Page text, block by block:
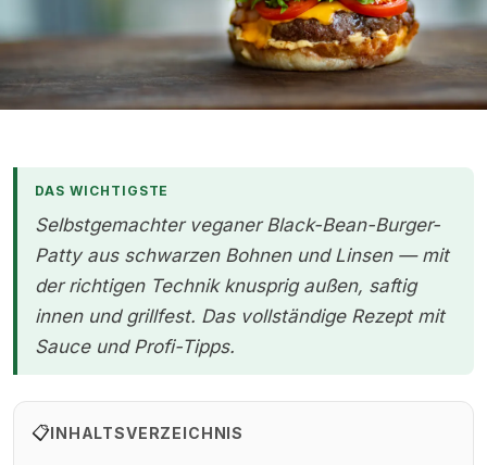
DAS WICHTIGSTE
Selbstgemachter veganer Black-Bean-Burger-
Patty aus schwarzen Bohnen und Linsen — mit
der richtigen Technik knusprig außen, saftig
innen und grillfest. Das vollständige Rezept mit
Sauce und Profi-Tipps.
📋INHALTSVERZEICHNIS